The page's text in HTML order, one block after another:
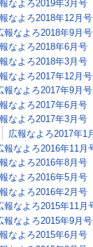
なよろ2019年3月号
なよろ2018年12月号
報なよろ2018年9月号
なよろ2018年6月号
なよろ2018年3月号
なよろ2017年12月号
報なよろ2017年9月号
なよろ2017年6月号
なよろ2017年3月号
広報なよろ2017年1
報なよろ2016年11月
なよろ2016年8月号
なよろ2016年5月号
なよろ2016年2月号
報なよろ2015年11月
報なよろ2015年9月号
なよろ2015年6月号